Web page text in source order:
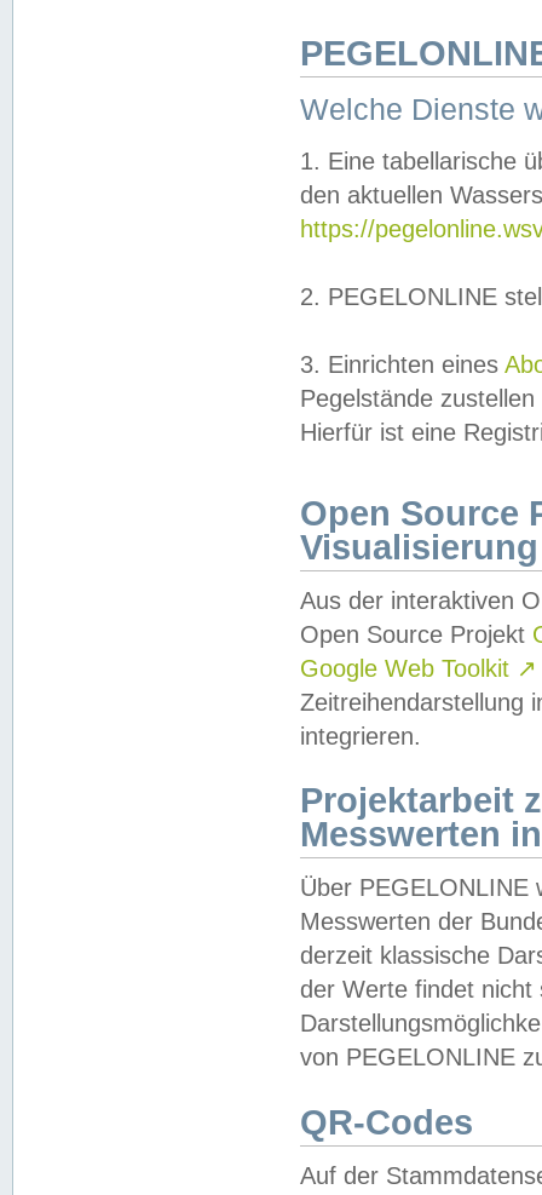
Welche Dienste
1. Eine tabellarische
den aktuellen
https://
2. PEGELONLINE
3. Einrichten eines
Pegelstände
Hierfür ist eine
Open Source
Visualisierung
Aus der interaktiven
Open Source Projekt
Google Web Toolkit ↗
Zeitreihendarstellung
integrieren.
Projektarbeit
Messwerten
Über PEGELONLINE
Messwerten der
derzeit klassische
der Werte findet
von PEGELONLINE
QR-Codes
Auf der